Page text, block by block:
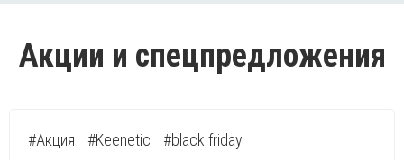
Акции и спецпредложения
#Акция #Keenetic #black friday